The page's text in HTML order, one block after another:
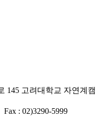
145 고려대학교 자연계캠
: 02)3290-5999